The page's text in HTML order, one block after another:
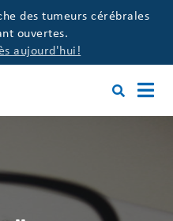
des tumeurs cérébrales
ouvertes.
aujourd'hui!